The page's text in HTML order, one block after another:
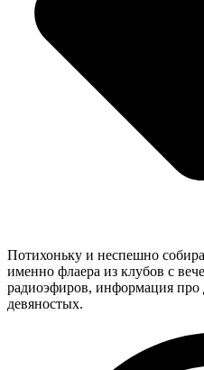
Потихоньку и неспешно
именно флаера из клубов с
радиоэфиров, информация про
девяностых.